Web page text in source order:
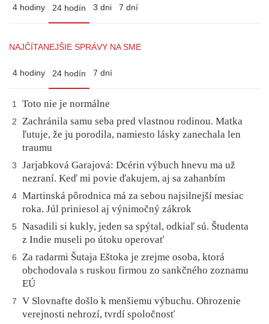
4 hodiny 24 hodín 3 dni 7 dní
NAJČÍTANEJŠIE SPRÁVY NA SME
4 hodiny 24 hodín 7 dní
1 Toto nie je normálne
2
Zachránila samu seba pred vlastnou rodinou. Matka
ľutuje, že ju porodila, namiesto lásky zanechala len
traumu
3
Jarjabková Garajová: Dcérin výbuch hnevu ma už
nezraní. Keď mi povie ďakujem, aj sa zahanbím
4 Martinská pôrodnica má za sebou najsilnejší mesiac
roka. Júl priniesol aj výnimočný zákrok
5
Nasadili si kukly, jeden sa spýtal, odkiaľ sú. Študenta
z Indie museli po útoku operovať
6
Za radarmi Šutaja Eštoka je zrejme osoba, ktorá
obchodovala s ruskou firmou zo sankčného zoznamu
EÚ
7
V Slovnafte došlo k menšiemu výbuchu. Ohrozenie
verejnosti nehrozí, tvrdí spoločnosť